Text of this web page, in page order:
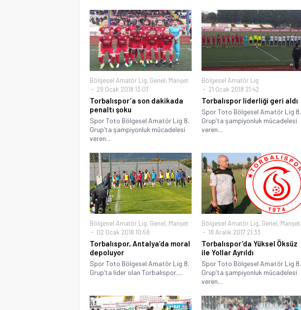
Bölgesel Amatör Lig, Genel, Manşet
29 Ocak 2018 13:07
Torbalıspor’a son dakikada
penaltı şoku
Spor Toto Bölgesel Amatör Lig 8.
Grup’ta şampiyonluk mücadelesi
veren...
Bölgesel Amatör Lig
21 Ocak 2018 21:42
Torbalıspor liderliği geri aldı
Spor Toto Bölgesel Amatör Lig 8.
Grup’ta şampiyonluk mücadelesi
veren...
Bölgesel Amatör Lig, Genel, Manşet
02 Ocak 2018 10:58
Torbalıspor, Antalya’da moral
depoluyor
Spor Toto Bölgesel Amatör Lig 8.
Grup’ta lider olan Torbalıspor,...
Bölgesel Amatör Lig, Genel, Manşet
18 Aralık 2017 21:33
Torbalıspor’da Yüksel Öksüz
ile Yollar Ayrıldı
Spor Toto Bölgesel Amatör Lig 8.
Grup’ta şampiyonluk mücadelesi
veren...